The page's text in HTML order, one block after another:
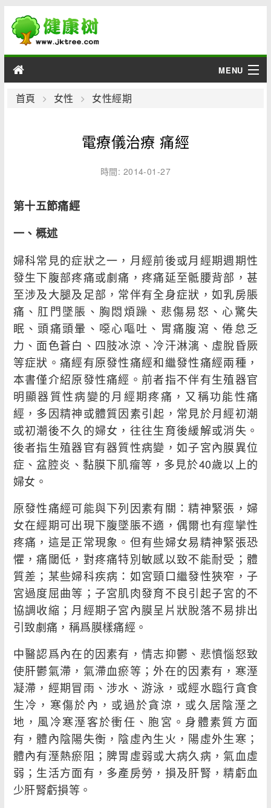
MENU
男性
首頁 女性 女性經期
電療儀治療 痛經
時間: 2014-01-27
第十五節痛經
一、概述
婦科常見的症狀之一，月經前後或月經期週期性
發生下腹部疼痛或劇痛，疼痛延至骶腰背部，甚
至涉及大腿及足部，常伴有全身症狀，如乳房脹
痛、肛門墜脹、胸悶煩躁、悲傷易怒、心驚失
眠、頭痛頭暈、噁心嘔吐、胃痛腹瀉、倦怠乏
力、面色蒼白、四肢冰涼、冷汗淋漓、虛脫昏厥
等症狀。痛經有原發性痛經和繼發性痛經兩種，
本書僅介紹原發性痛經。前者指不伴有生殖器官
明顯器質性病變的月經期疼痛，又稱功能性痛
經，多因精神或體質因素引起，常見於月經初潮
或初潮後不久的婦女，往往生育後緩解或消失。
後者指生殖器官有器質性病變，如子宮內膜異位
症、盆腔炎、黏膜下肌瘤等，多見於40歲以上的
婦女。
原發性痛經可能與下列因素有關：精神緊張，婦
女在經期可出現下腹墜脹不適，偶爾也有痙攣性
疼痛，這是正常現象。但有些婦女易精神緊張恐
懼，痛閾低，對疼痛特別敏感以致不能耐受；體
質差；某些婦科疾病：如宮頸口繼發性狹窄，子
宮過度屈曲等；子宮肌肉發育不良引起子宮的不
協調收縮；月經期子宮內膜呈片狀脫落不易排出
引致劇痛，稱爲膜樣痛經。
中醫認爲內在的因素有，情志抑鬱、悲憤惱怒致
使肝鬱氣滯，氣滯血瘀等；外在的因素有，寒溼
凝滯，經期冒雨、涉水、游泳，或經水臨行貪食
生冷，寒傷於內，或過於貪涼，或久居陰溼之
地，風冷寒溼客於衝任、胞宮。身體素質方面
有，體內陰陽失衡，陰虛內生火，陽虛外生寒；
體內有溼熱瘀阻；脾胃虛弱或大病久病，氣血虛
弱；生活方面有，多產房勞，損及肝腎，精虧血
少肝腎虧損等。